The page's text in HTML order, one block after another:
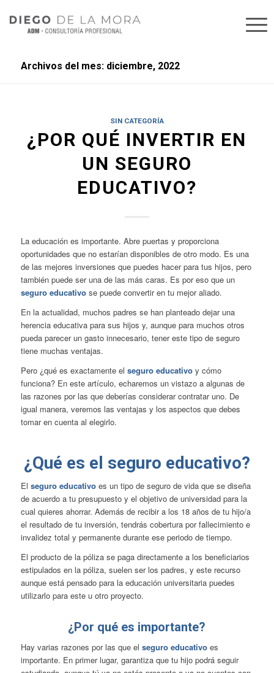
Archivos del mes: diciembre, 2022
SIN CATEGORÍA
¿POR QUÉ INVERTIR EN
UN SEGURO
EDUCATIVO?
La educación es importante. Abre puertas y proporciona
oportunidades que no estarían disponibles de otro modo. Es una
de las mejores inversiones que puedes hacer para tus hijos, pero
también puede ser una de las más caras. Es por eso que un
seguro educativose puede convertir en tu mejor aliado.
En la actualidad, muchos padres se han planteado dejar una
herencia educativapara sus hijos y, aunque para muchos otros
pueda parecer un gasto innecesario, tener este tipo de seguro
tiene muchas ventajas.
Pero ¿qué es exactamente el seguro educativoy cómo
funciona? En este artículo, echaremos un vistazo a algunas de
las razones por las que deberías considerar contratar uno. De
igual manera, veremos las ventajas y los aspectos que debes
tomar en cuenta al elegirlo.
¿Qué es el seguro educativo?
El seguro educativoes un tipo de seguro de vida que se diseña
de acuerdo a tu presupuesto y el objetivo de universidad para la
cual quieres ahorrar. Además de recibir a los 18 años de tu hijo/a
el resultado de tu inversión, tendrás cobertura por fallecimiento e
invalidez total y permanente durante ese periodo de tiempo.
El producto de la póliza se paga directamente a los beneficiarios
estipulados en la póliza, suelen ser los padres, y este recurso
aunque está pensado para la educación universitaria puedes
utilizarlo para este u otro proyecto.
¿Por qué es importante?
Hay varias razones por las que el seguro educativoes
importante. En primer lugar, garantiza que tu hijo podrá seguir